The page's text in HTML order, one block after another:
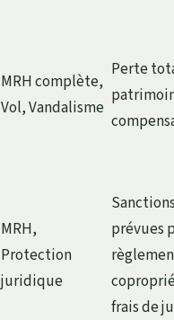
MRH complète,
Vol, Vandalisme
Perte
MRH,
Protection
juridique
prévues
frais de